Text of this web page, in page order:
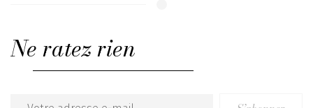
Ne ratez rien